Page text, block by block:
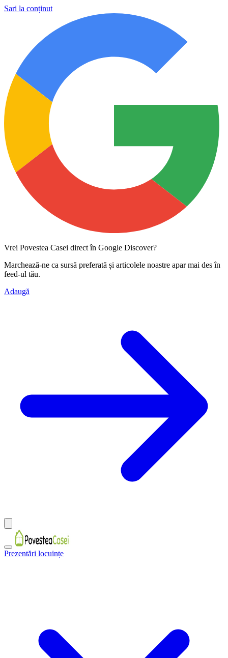
Sari la conținut
Vrei Povestea Casei direct în Google Discover?
Marchează-ne ca sursă preferată și articolele noastre apar mai des în
feed-ul tău.
Adaugă
Prezentări locuințe